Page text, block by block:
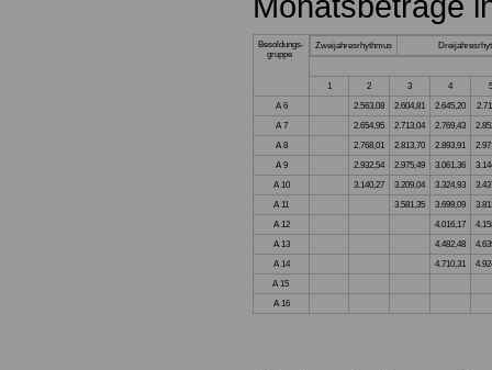
Besoldungs-
gruppe
Zweijahresrhythmus
1 2 3 4
5
A 6
2.563,08 2.604,81 2.645,20
A 7
2.654,95 2.713,04 2.769,43
A 8
2.768,01 2.813,70 2.893,91
A 9
2.932,54 2.975,49 3.061,36
A 10
3.140,27 3.209,04 3.324,93
A 11
3.581,35 3.699,09
A 12
4.016,17
A 13
4.482,48
A 14
4.710,31
A 15
A 16